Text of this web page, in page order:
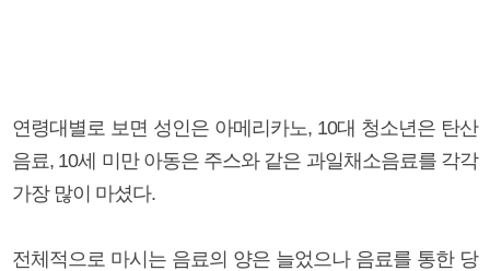
연령대별로 보면 성인은 아메리카노, 10대 청소년은 탄산
음료, 10세 미만 아동은 주스와 같은 과일채소음료를 각각
가장 많이 마셨다.
전체적으로 마시는 음료의 양은 늘었으나 음료를 통한 당